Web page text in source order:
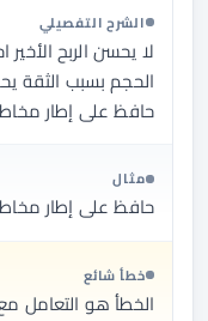
الشرح التفصيلي
لا يحسن الربح
الحجم بسبب الثقة
حافظ على إطار
مثال
حافظ على إطار
خطأ شائع
الخطأ هو التعامل